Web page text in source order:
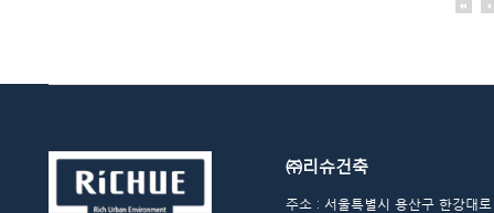
㈜리슈건축
주소 : 서울특별시 용산구 한강대